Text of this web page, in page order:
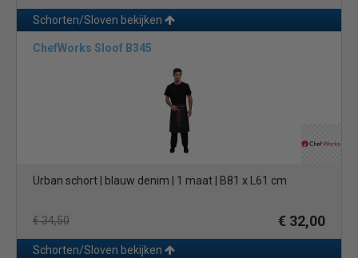
Schorten/Sloven bekijken
ChefWorks Sloof B345
Urban schort | blauw denim | 1 maat | B81 x L61 cm
€ 34,50 € 32,00
Schorten/Sloven bekijken